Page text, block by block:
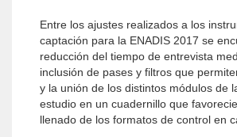
Entre los ajustes realizados a los
captación para la ENADIS 2017 se
reducción del tiempo de entrevista
inclusión de pases y filtros que
y la unión de los distintos módulos de
estudio en un cuadernillo que
llenado de los formatos de control en